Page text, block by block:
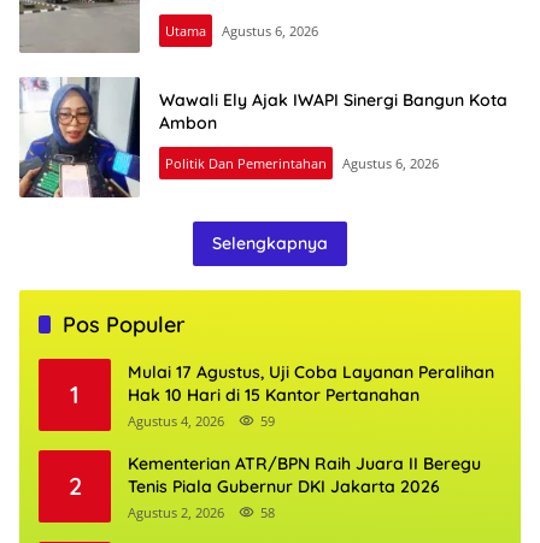
Utama Agustus 6, 2026
Wawali Ely Ajak IWAPI Sinergi Bangun Kota
Ambon
Politik Dan Pemerintahan Agustus 6, 2026
Selengkapnya
Pos Populer
1
Mulai 17 Agustus, Uji Coba Layanan Peralihan
Hak 10 Hari di 15 Kantor Pertanahan
Agustus 4, 2026 59
2
Kementerian ATR/BPN Raih Juara II Beregu
Tenis Piala Gubernur DKI Jakarta 2026
Agustus 2, 2026 58